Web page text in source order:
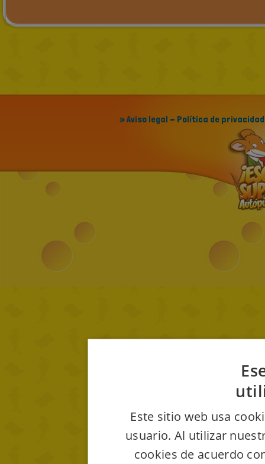
» Aviso legal - Política de privacidad
Este sitio web usa
usuario. Al utilizar
cookies de acuerdo